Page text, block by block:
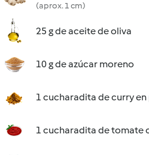
(aprox. 1 cm)
25 g de aceite de oliva
10 g de azúcar moreno
1 cucharadita de curry
1 cucharadita de tomate